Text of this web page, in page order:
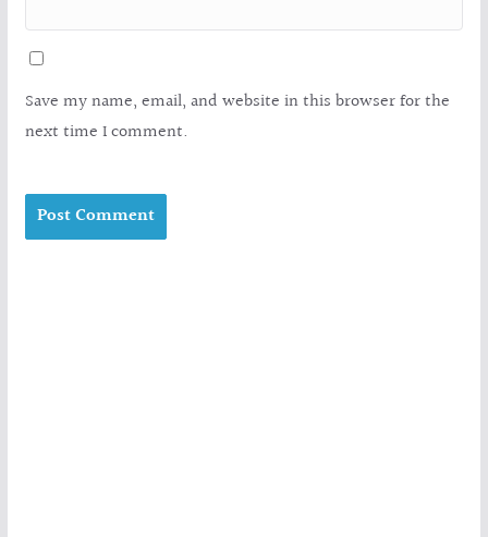
Save my name, email, and website in this browser for the
next time I comment.